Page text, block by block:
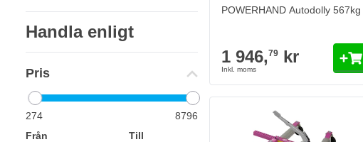
Handla enligt
Pris
274
8796
Från
Till
POWERHAND Autodolly 567kg
1 946,79kr